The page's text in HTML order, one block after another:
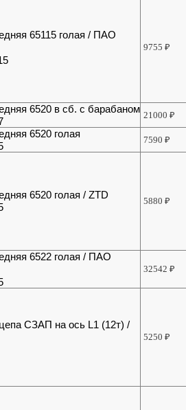
65115 голая / ПАО
9755₽
6520 в сб. с барабаном
21000₽
6520 голая
7590₽
6520 голая / ZTD
5880₽
6522 голая / ПАО
32542₽
СЗАП на ось L1 (12т) /
5250₽